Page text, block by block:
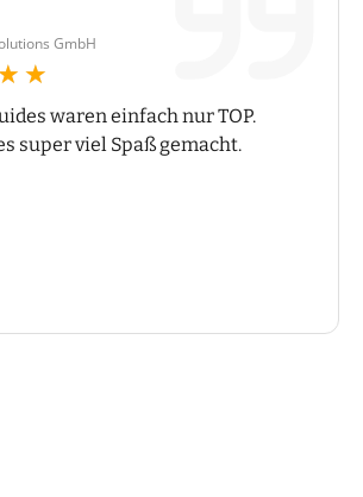
GmbH
waren einfach nur TOP.
super viel Spaß gemacht.